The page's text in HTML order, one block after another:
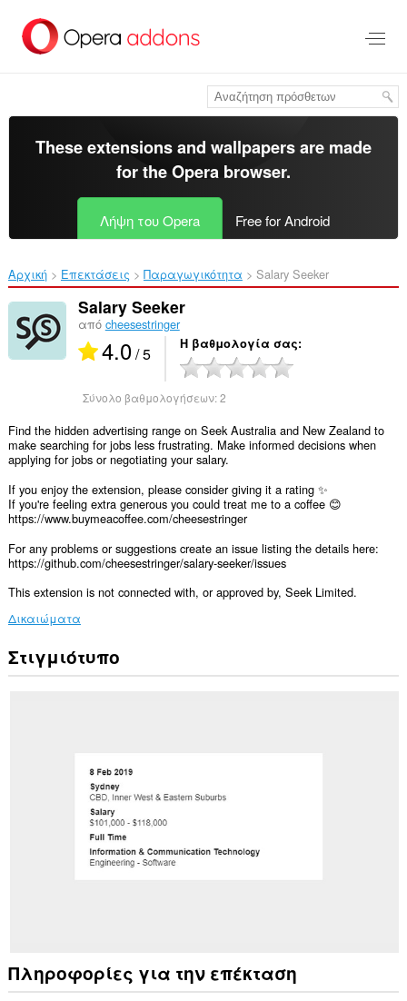
στο
κύριο
These extensions and wallpapers are made
for theOpera browser.
Λήψη του Opera Free for Android
Αρχική Επεκτάσεις Παραγωγικότητα Salary Seeker‎
Salary Seeker
από cheesestringer
4.0/ 5 Η βαθμολογία σας
Σύνολο βαθμολογήσεων:2
Find the hidden advertising range on Seek Australia and New Zealand to
make searching for jobs less frustrating. Make informed decisions when
applying for jobs or negotiating your salary.
If you enjoy the extension, please consider giving it a rating ✨
If you're feeling extra generous you could treat me to a coffee 😊
https://www.buymeacoffee.com/cheesestringer
For any problems or suggestions create an issue listing the details here:
https://github.com/cheesestringer/salary-seeker/issues
This extension is not connected with, or approved by, Seek Limited.
Δικαιώματα
Αυτή
η
Στιγμιότυπο
Πληροφορίες για την επέκταση